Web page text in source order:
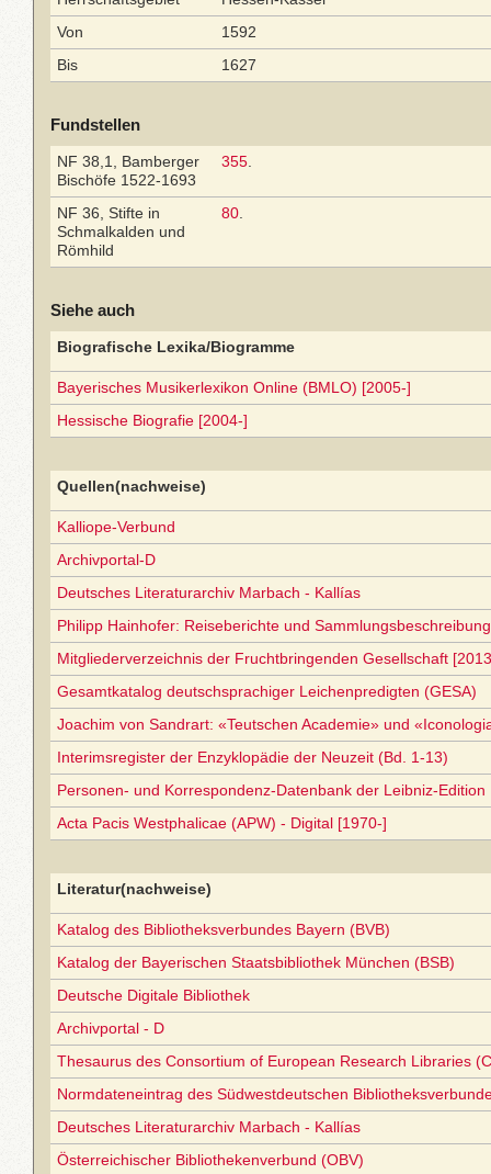
Von
1592
Bis
1627
Fundstellen
NF 38,1, Bamberger
Bischöfe 1522-1693
355
NF 36, Stifte in
Schmalkalden und
Römhild
80
Siehe auch
Biografische Lexika/Biogramme
Bayerisches Musikerlexikon Online (BMLO) [2005-]
Hessische Biografie [2004-]
Quellen(nachweise)
Kalliope-Verbund
Archivportal-D
Deutsches Literaturarchiv Marbach - Kallías
Philipp Hainhofer: Reiseberichte und
Mitgliederverzeichnis der Fruchtbringenden Gesellschaft
Gesamtkatalog deutschsprachiger Leichenpredigten (GESA)
Joachim von Sandrart: «Teutschen Academie» und
Interimsregister der Enzyklopädie der Neuzeit (Bd. 1-13)
Personen- und Korrespondenz-Datenbank der Leibniz-Edition
Acta Pacis Westphalicae (APW) - Digital [1970-]
Literatur(nachweise)
Katalog des Bibliotheksverbundes Bayern (BVB)
Katalog der Bayerischen Staatsbibliothek München (BSB)
Deutsche Digitale Bibliothek
Archivportal - D
Thesaurus des Consortium of European Research Libraries
Normdateneintrag des Südwestdeutschen
Deutsches Literaturarchiv Marbach - Kallías
Österreichischer Bibliothekenverbund (OBV)